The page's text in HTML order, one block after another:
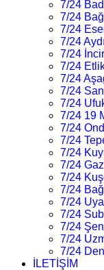
7/24
7/24
7/24
7/24
7/24
7/24
7/24
7/24
7/24
7/24 19
7/24
7/24
7/24
7/24
7/24
7/24
7/24
7/24
7/24
7/24
7/24
İLETİŞİM